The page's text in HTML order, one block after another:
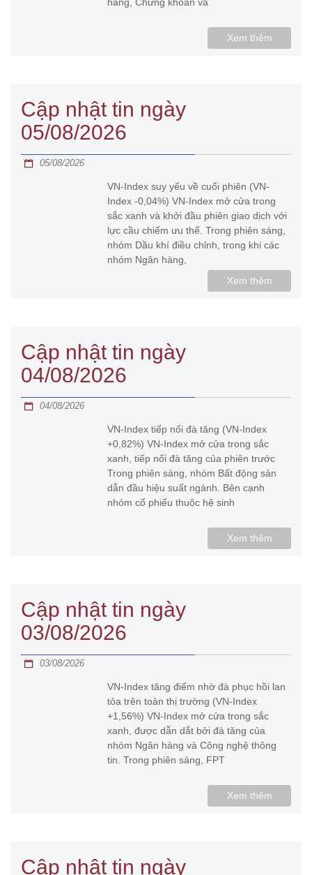
Xem thêm
Cập nhật tin ngày
05/08/2026
05/08/2026
VN-Index suy yếu về cuối phiên (VN-
Index -0,04%) VN-Index mở cửa trong
sắc xanh và khởi đầu phiên giao dịch với
lực cầu chiếm ưu thế. Trong phiên sáng,
nhóm Dầu khí điều chỉnh, trong khi các
nhóm Ngân hàng,
Xem thêm
Cập nhật tin ngày
04/08/2026
04/08/2026
VN-Index tiếp nối đà tăng (VN-Index
+0,82%) VN-Index mở cửa trong sắc
xanh, tiếp nối đà tăng của phiên trước
Trong phiên sáng, nhóm Bất động sản
dẫn đầu hiệu suất ngành. Bên cạnh
nhóm cổ phiếu thuộc hệ sinh
Xem thêm
Cập nhật tin ngày
03/08/2026
03/08/2026
VN-Index tăng điểm nhờ đà phục hồi lan
tỏa trên toàn thị trường (VN-Index
+1,56%) VN-Index mở cửa trong sắc
xanh, được dẫn dắt bởi đà tăng của
nhóm Ngân hàng và Công nghệ thông
tin. Trong phiên sáng, FPT
Xem thêm
Cập nhật tin ngày